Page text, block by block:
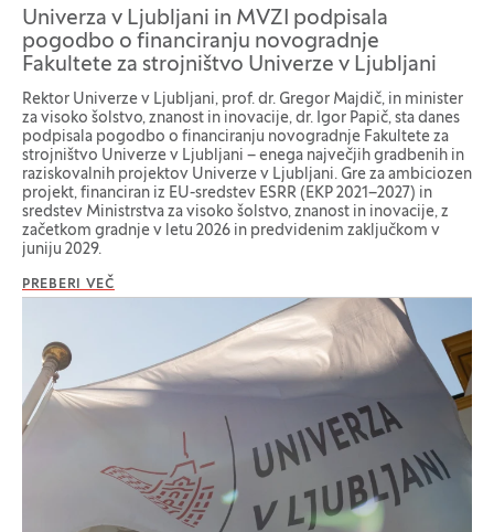
Univerza v Ljubljani in MVZI podpisala
pogodbo o financiranju novogradnje
Fakultete za strojništvo Univerze v Ljubljani
Rektor Univerze v Ljubljani, prof. dr. Gregor Majdič, in minister
za visoko šolstvo, znanost in inovacije, dr. Igor Papič, sta danes
podpisala pogodbo o financiranju novogradnje Fakultete za
strojništvo Univerze v Ljubljani – enega največjih gradbenih in
raziskovalnih projektov Univerze v Ljubljani. Gre za ambiciozen
projekt, financiran iz EU-sredstev ESRR (EKP 2021–2027) in
sredstev Ministrstva za visoko šolstvo, znanost in inovacije, z
začetkom gradnje v letu 2026 in predvidenim zaključkom v
juniju 2029.
PREBERI VEČ